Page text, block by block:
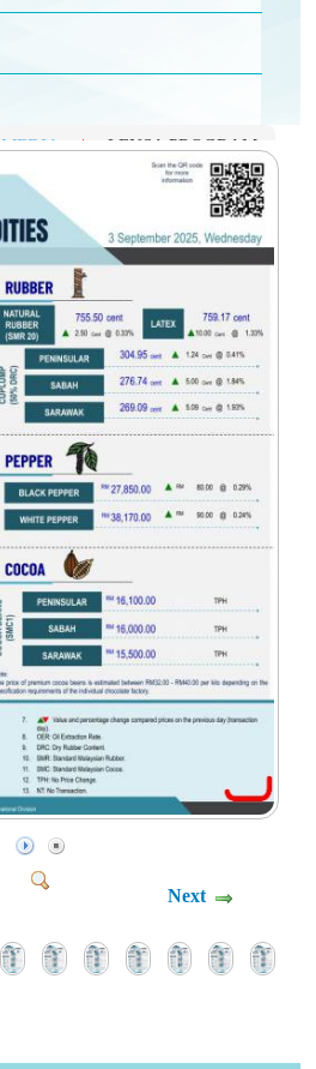
MEDIA | LENSA PROGRAM
Next